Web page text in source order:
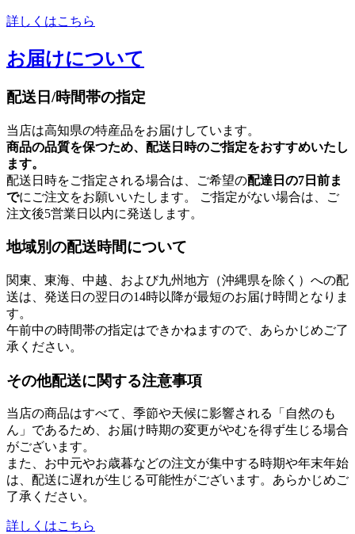
詳しくはこちら
お届けについて
配送日/時間帯の指定
当店は高知県の特産品をお届けしています。
商品の品質を保つため、配送日時のご指定をおすすめいたし
ます。
配送日時をご指定される場合は、ご希望の配達日の7日前ま
でにご注文をお願いいたします。 ご指定がない場合は、ご
注文後5営業日以内に発送します。
地域別の配送時間について
関東、東海、中越、および九州地方（沖縄県を除く）への配
送は、発送日の翌日の14時以降が最短のお届け時間となりま
す。
午前中の時間帯の指定はできかねますので、あらかじめご了
承ください。
その他配送に関する注意事項
当店の商品はすべて、季節や天候に影響される「自然のも
ん」であるため、お届け時期の変更がやむを得ず生じる場合
がございます。
また、お中元やお歳暮などの注文が集中する時期や年末年始
は、配送に遅れが生じる可能性がございます。あらかじめご
了承ください。
詳しくはこちら